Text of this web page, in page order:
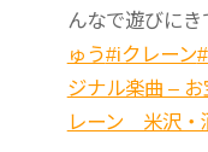
んなで遊びにき
ゅう#iクレーン
ジナル楽曲 –
レーン 米沢・